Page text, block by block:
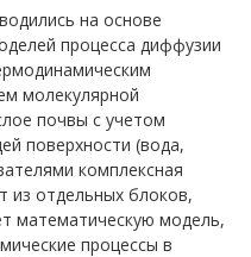
на основе
процесса диффузии
молекулярной
почвы с учетом
поверхности (вода,
комплексная
из отдельных блоков,
математическую модель,
процессы в